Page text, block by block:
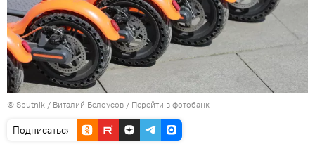
© Sputnik / Виталий Белоусов / Перейти в фотобанк
Подписаться